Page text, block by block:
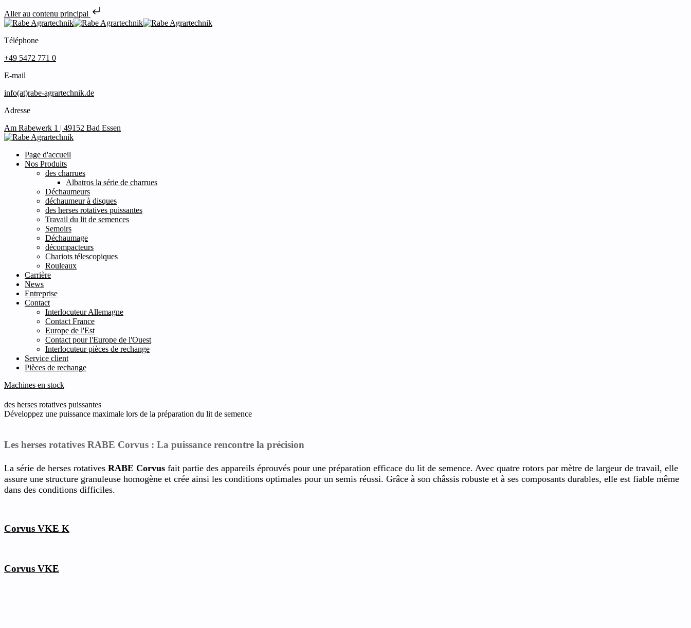
Aller au contenu principal
Téléphone
+49 5472 771 0
E-mail
info(at)rabe-agrartechnik.de
Adresse
Am Rabewerk 1 | 49152 Bad Essen
Page d'accueil
Nos Produits
des charrues
Albatros la série de charrues
Déchaumeurs
déchaumeur à disques
des herses rotatives puissantes
Travail du lit de semences
Semoirs
Déchaumage
décompacteurs
Chariots télescopiques
Rouleaux
Carrière
News
Entreprise
Contact
Interlocuteur Allemagne
Contact France
Europe de l'Est
Contact pour l'Europe de l'Ouest
Interlocuteur pièces de rechange
Service client
Pièces de rechange
Machines en stock
des herses rotatives puissantes
Développez une puissance maximale lors de la préparation du lit de semence
Les herses rotatives RABE Corvus : La puissance rencontre la précision
La série de herses rotatives RABE Corvus fait partie des appareils éprouvés pour une préparation efficace du lit de semence. Avec quatre rotors par mètre de largeur de travail, elle
assure une structure granuleuse homogène et crée ainsi les conditions optimales pour un semis réussi. Grâce à son châssis robuste et à ses composants durables, elle est fiable même
dans des conditions difficiles.
Corvus VKE K
Corvus VKE